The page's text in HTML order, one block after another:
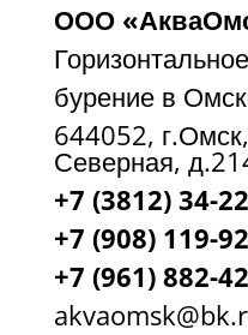
ООО
бурение в
644052,
Северная,
+7 (3812) 34-
+7 (908) 119-
+7 (961) 882-